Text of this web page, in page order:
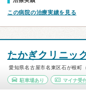
この病院の治療実績を見る
たかぎクリニッ
愛知県名古屋市名東区石が根町
駐車場あり マイナ受